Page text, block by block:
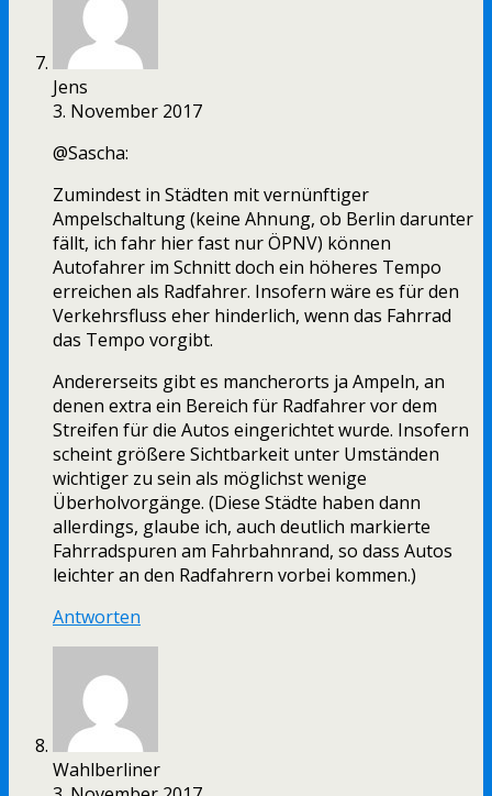
Jens
3. November 2017
@Sascha:
Zumindest in Städten mit vernünftiger
Ampelschaltung (keine Ahnung, ob Berlin darunter
fällt, ich fahr hier fast nur ÖPNV) können
Autofahrer im Schnitt doch ein höheres Tempo
erreichen als Radfahrer. Insofern wäre es für den
Verkehrsfluss eher hinderlich, wenn das Fahrrad
das Tempo vorgibt.
Andererseits gibt es mancherorts ja Ampeln, an
denen extra ein Bereich für Radfahrer vor dem
Streifen für die Autos eingerichtet wurde. Insofern
scheint größere Sichtbarkeit unter Umständen
wichtiger zu sein als möglichst wenige
Überholvorgänge. (Diese Städte haben dann
allerdings, glaube ich, auch deutlich markierte
Fahrradspuren am Fahrbahnrand, so dass Autos
leichter an den Radfahrern vorbei kommen.)
Antworten
Wahlberliner